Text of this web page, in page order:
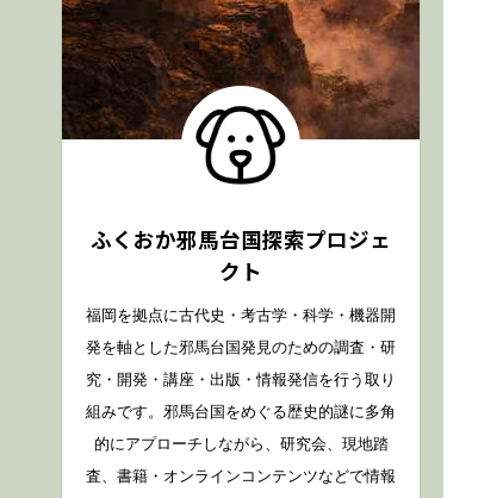
ふくおか邪馬台国探索プロジェ
クト
福岡を拠点に古代史・考古学・科学・機器開
発を軸とした邪馬台国発見のための調査・研
究・開発・講座・出版・情報発信を行う取り
組みです。邪馬台国をめぐる歴史的謎に多角
的にアプローチしながら、研究会、現地踏
査、書籍・オンラインコンテンツなどで情報